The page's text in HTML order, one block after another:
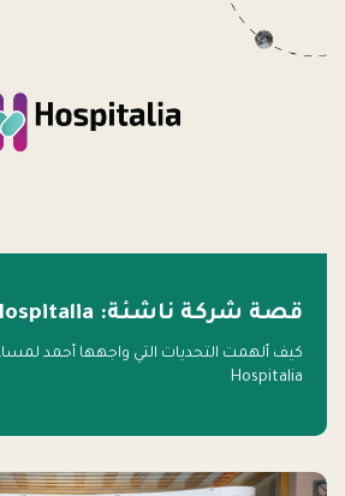
قصة شركة ناشئة: Hospitalia
كيف ألهمت التحديات التي واجهها أحمد
Hospitalia